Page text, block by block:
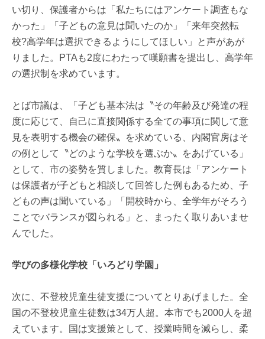
い切り、保護者からは「私たちにはアンケート調査もな
かった」「子どもの意見は聞いたのか」「来年突然転
校?高学年は選択できるようにしてほしい」と声があが
りました。PTAも2度にわたって嘆願書を提出し、高学年
の選択制を求めています。
とば市議は、「子ども基本法は〝その年齢及び発達の程
度に応じて、自己に直接関係する全ての事項に関して意
見を表明する機会の確保〟を求めている、内閣官房はそ
の例として〝どのような学校を選ぶか〟をあげている」
として、市の姿勢を質しました。教育長は「アンケート
は保護者が子どもと相談して回答した例もあるため、子
どもの声は聞いている」「開校時から、全学年がそろう
ことでバランスが図られる」と、まったく取りあいませ
んでした。
学びの多様化学校「いろどり学園」
次に、不登校児童生徒支援についてとりあげました。全
国の不登校児童生徒数は34万人超。本市でも2000人を超
えています。国は支援策として、授業時間を減らし、柔